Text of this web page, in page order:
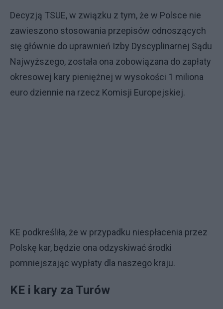
Decyzją TSUE, w związku z tym, że w Polsce nie
zawieszono stosowania przepisów odnoszących
się głównie do uprawnień Izby Dyscyplinarnej Sądu
Najwyższego, została ona zobowiązana do zapłaty
okresowej kary pieniężnej w wysokości 1 miliona
euro dziennie na rzecz Komisji Europejskiej.
KE podkreśliła, że w przypadku niespłacenia przez
Polskę kar, będzie ona odzyskiwać środki
pomniejszając wypłaty dla naszego kraju.
KE i kary za Turów